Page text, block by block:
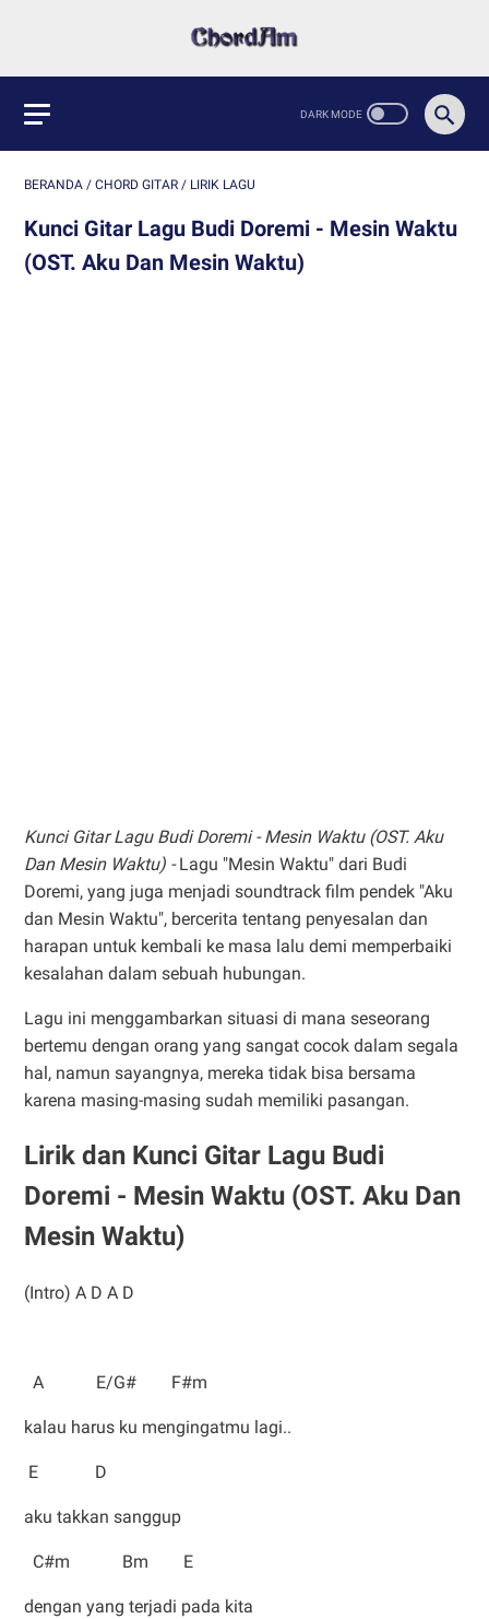
BERANDA / CHORD GITAR / LIRIK LAGU
Kunci Gitar Lagu Budi Doremi - Mesin Waktu
(OST. Aku Dan Mesin Waktu)
Kunci Gitar Lagu Budi Doremi - Mesin Waktu (OST. Aku
Dan Mesin Waktu) -Lagu "Mesin Waktu" dari Budi
Doremi, yang juga menjadi soundtrack film pendek "Aku
dan Mesin Waktu", bercerita tentang penyesalan dan
harapan untuk kembali ke masa lalu demi memperbaiki
kesalahan dalam sebuah hubungan.
Lagu ini menggambarkan situasi di mana seseorang
bertemu dengan orang yang sangat cocok dalam segala
hal, namun sayangnya, mereka tidak bisa bersama
karena masing-masing sudah memiliki pasangan.
Lirik dan Kunci Gitar Lagu Budi
Doremi - Mesin Waktu (OST. Aku Dan
Mesin Waktu)
(Intro) A D A D
A E/G# F#m
kalau harus ku mengingatmu lagi..
E D
aku takkan sanggup
C#m Bm E
dengan yang terjadi pada kita